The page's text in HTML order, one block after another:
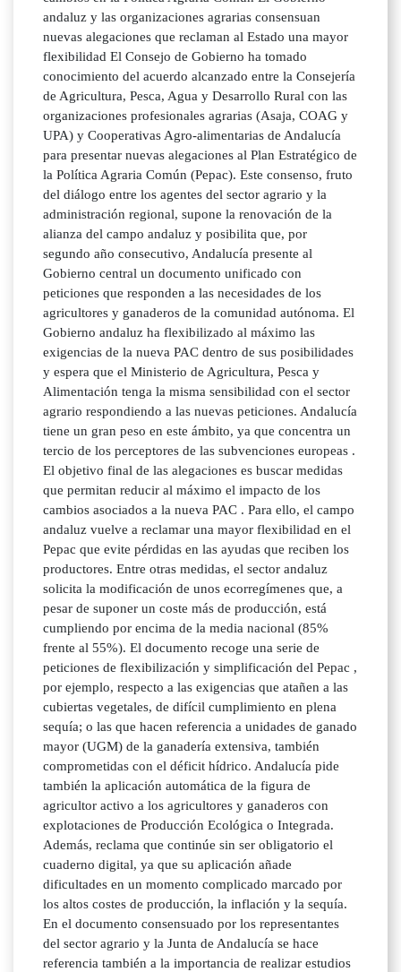
andaluz y las organizaciones agrarias consensuan
nuevas alegaciones que reclaman al Estado una mayor
flexibilidad El Consejo de Gobierno ha tomado
conocimiento del acuerdo alcanzado entre la Consejería
de Agricultura, Pesca, Agua y Desarrollo Rural con las
organizaciones profesionales agrarias (Asaja, COAG y
UPA) y Cooperativas Agro-alimentarias de Andalucía
para presentar nuevas alegaciones al Plan Estratégico de
la Política Agraria Común (Pepac). Este consenso, fruto
del diálogo entre los agentes del sector agrario y la
administración regional, supone la renovación de la
alianza del campo andaluz y posibilita que, por
segundo año consecutivo, Andalucía presente al
Gobierno central un documento unificado con
peticiones que responden a las necesidades de los
agricultores y ganaderos de la comunidad autónoma. El
Gobierno andaluz ha flexibilizado al máximo las
exigencias de la nueva PAC dentro de sus posibilidades
y espera que el Ministerio de Agricultura, Pesca y
Alimentación tenga la misma sensibilidad con el sector
agrario respondiendo a las nuevas peticiones. Andalucía
tiene un gran peso en este ámbito, ya que concentra un
tercio de los perceptores de las subvenciones europeas .
El objetivo final de las alegaciones es buscar medidas
que permitan reducir al máximo el impacto de los
cambios asociados a la nueva PAC . Para ello, el campo
andaluz vuelve a reclamar una mayor flexibilidad en el
Pepac que evite pérdidas en las ayudas que reciben los
productores. Entre otras medidas, el sector andaluz
solicita la modificación de unos ecorregímenes que, a
pesar de suponer un coste más de producción, está
cumpliendo por encima de la media nacional (85%
frente al 55%). El documento recoge una serie de
peticiones de flexibilización y simplificación del Pepac ,
por ejemplo, respecto a las exigencias que atañen a las
cubiertas vegetales, de difícil cumplimiento en plena
sequía; o las que hacen referencia a unidades de ganado
mayor (UGM) de la ganadería extensiva, también
comprometidas con el déficit hídrico. Andalucía pide
también la aplicación automática de la figura de
agricultor activo a los agricultores y ganaderos con
explotaciones de Producción Ecológica o Integrada.
Además, reclama que continúe sin ser obligatorio el
cuaderno digital, ya que su aplicación añade
dificultades en un momento complicado marcado por
los altos costes de producción, la inflación y la sequía.
En el documento consensuado por los representantes
del sector agrario y la Junta de Andalucía se hace
referencia también a la importancia de realizar estudios